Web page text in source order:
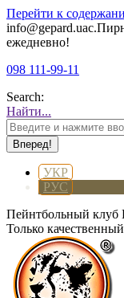
Перейти к
info@gepard.ua
ежедневно!
098 111-99-11
Search:
Найти...
УКР
РУС
Пейнтбольный клуб
Только